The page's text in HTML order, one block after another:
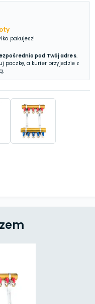
pakujesz!
pod Twój adres.
paczkę, a kurier przyjedzie z